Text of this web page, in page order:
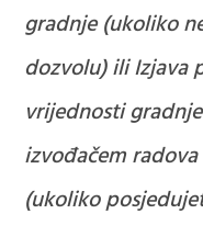
gradnje (ukoliko
dozvolu) ili Izjava
vrijednosti
izvođačem
(ukoliko